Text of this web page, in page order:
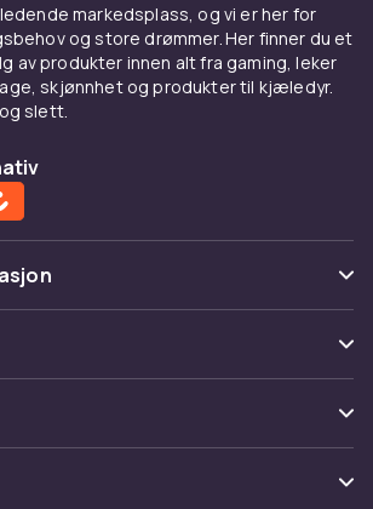
markedsplass, og vi er her for
og store drømmer. Her finner du et
av produkter innen alt fra gaming, leker
skjønnhet og produkter til kjæledyr.
slett.
her